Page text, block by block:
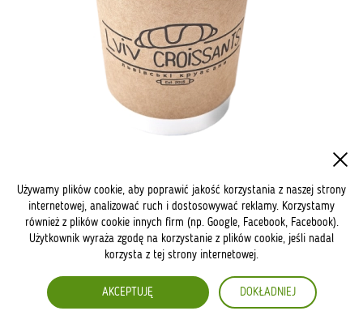
Używamy plików cookie, aby poprawić jakość korzystania z naszej strony
internetowej, analizować ruch i dostosowywać reklamy. Korzystamy
również z plików cookie innych firm (np. Google, Facebook, Facebook).
Użytkownik wyraża zgodę na korzystanie z plików cookie, jeśli nadal
korzysta z tej strony internetowej.
AKCEPTUJĘ DOKŁADNIEJ